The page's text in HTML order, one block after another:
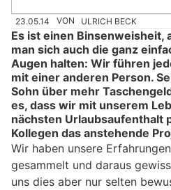
23.05.14 VON ULRICH BECK
Es ist einen Binsenweisheit,
man sich auch die ganz
Augen halten: Wir führen
mit einer anderen Person.
Sohn über mehr
es, dass wir mit unserem
nächsten Urlaubsaufenthalt
Kollegen das anstehende
Wir haben unsere
gesammelt und daraus
uns dies aber nur selten